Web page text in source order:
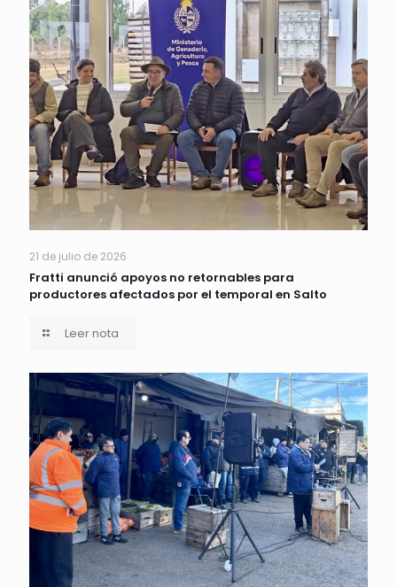
21 de julio de 2026
Fratti anunció apoyos no retornables para
productores afectados por el temporal en Salto
Leer nota